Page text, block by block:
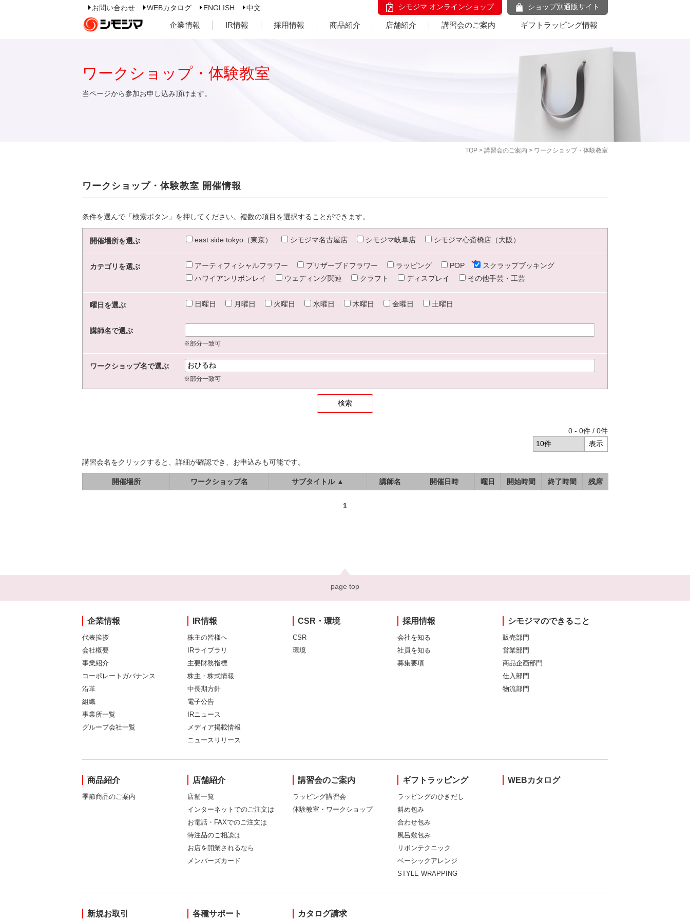
お問い合わせ WEBカタログ ENGLISH 中文 シモジマ オンラインショップ ショップ別通販サイト
企業情報 IR情報 採用情報 商品紹介 店舗紹介 講習会のご案内 ギフトラッピング情報
TOP > 講習会のご案内 > ワークショップ・体験教室
ワークショップ・体験教室
当ページから参加お申し込み頂けます。
ワークショップ・体験教室 開催情報
条件を選んで「検索ボタン」を押してください。複数の項目を選択することができます。
開催場所を選ぶ east side tokyo（東京） シモジマ名古屋店 シモジマ岐阜店 シモジマ心斎橋店（大阪）
カテゴリを選ぶ アーティフィシャルフラワー プリザーブドフラワー ラッピング POP
スクラップブッキング
ハワイアンリボンレイ
ウェディング関連 クラフト ディスプレイ その他手芸・工芸
曜日を選ぶ 日曜日 月曜日 火曜日 水曜日 木曜日 金曜日 土曜日
講師名で選ぶ
※部分一致可
ワークショップ名で選ぶ
※部分一致可
0 - 0件 / 0件
講習会名をクリックすると、詳細が確認でき、お申込みも可能です。
開催場所 ワークショップ名 サブタイトル ▲ 講師名 開催日時 曜日 開始時間 終了時間 残席
1
page top
企業情報
代表挨拶
会社概要
事業紹介
コーポレートガバナンス
沿革
組織
事業所一覧
グループ会社一覧
IR情報
株主の皆様へ
IRライブラリ
主要財務指標
株主・株式情報
中長期方針
電子公告
IRニュース
メディア掲載情報
ニュースリリース
CSR・環境
CSR
環境
採用情報
会社を知る
社員を知る
募集要項
シモジマのできること
販売部門
営業部門
商品企画部門
仕入部門
物流部門
商品紹介
季節商品のご案内
店舗紹介
店舗一覧
インターネットでのご注文は
お電話・FAXでのご注文は
特注品のご相談は
お店を開業されるなら
メンバーズカード
講習会のご案内
ラッピング講習会
体験教室・ワークショップ
ギフトラッピング
ラッピングのひきだし
斜め包み
合わせ包み
風呂敷包み
リボンテクニック
ベーシックアレンジ
STYLE WRAPPING
WEBカタログ
新規お取引 各種サポート カタログ請求